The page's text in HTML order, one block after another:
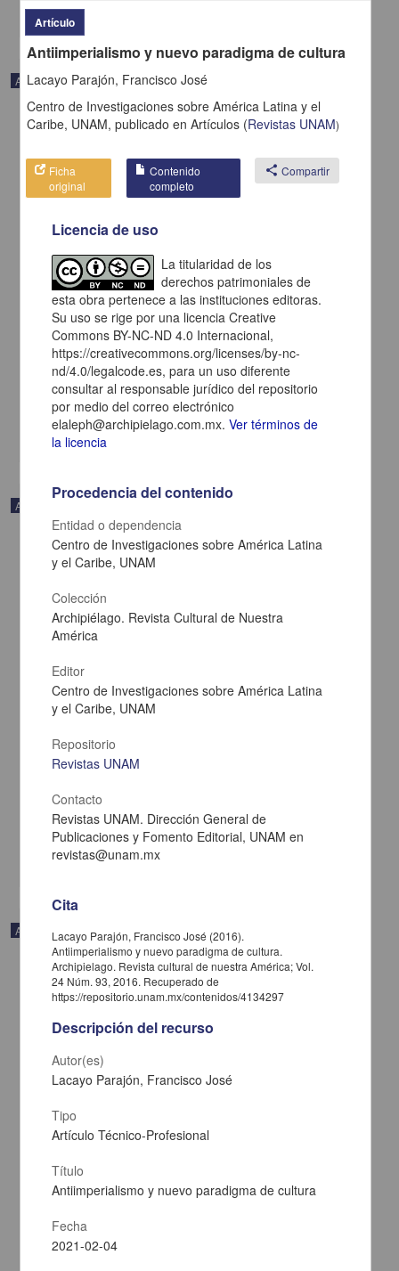
Artículo
Costa Rica nunca ha tenido una producción poética como ahora
Corrales Arias, Adriano - Centro de Investigaciones sobre América
Latina y el Caribe, UNAM
2021-02-05
Multidisciplina
Artículo
Esplendor y ceniza
Caribe, UNAM
2021-02-05
Multidisciplina
Artículo
Esa rareza de tener el pasado enfrente
el Caribe, UNAM
2021-02-05
Artículo
Antiimperialismo y nuevo paradigma de cultura
Lacayo Parajón, Francisco José
Centro de Investigaciones sobre América Latina y el
Caribe, UNAM, publicado enArtículos (Revistas UNAM)
Ficha
original
Contenido
completo
share Compartir
Licencia de uso
La titularidad de los
derechos patrimoniales de
esta obra pertenece a las instituciones editoras.
Su uso se rige por una licencia Creative
Commons BY-NC-ND 4.0 Internacional,
https://creativecommons.org/licenses/by-nc-
nd/4.0/legalcode.es, para un uso diferente
consultar al responsable jurídico del repositorio
por medio del correo electrónico
elaleph@archipielago.com.mx.Ver términos de
la licencia
Procedencia del contenido
Entidad o dependencia
Centro de Investigaciones sobre América Latina
y el Caribe, UNAM
Colección
Archipiélago. Revista Cultural de Nuestra
América
Editor
Centro de Investigaciones sobre América Latina
y el Caribe, UNAM
Repositorio
Revistas UNAM
Contacto
Revistas UNAM. Dirección General de
Publicaciones y Fomento Editorial, UNAM en
revistas@unam.mx
Cita
Lacayo Parajón, Francisco José (2016).
Antiimperialismo y nuevo paradigma de cultura.
Archipielago. Revista cultural de nuestra América; Vol.
24 Núm. 93, 2016. Recuperado de
https://repositorio.unam.mx/contenidos/4134297
Descripción del recurso
Autor(es)
Lacayo Parajón, Francisco José
Tipo
Artículo Técnico-Profesional
Título
Antiimperialismo y nuevo paradigma de cultura
Fecha
2021-02-04